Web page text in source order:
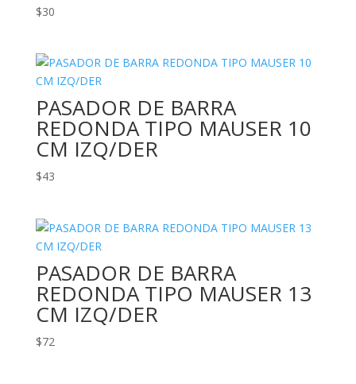
$30
PASADOR DE BARRA
REDONDA TIPO MAUSER 10
CM IZQ/DER
$43
PASADOR DE BARRA
REDONDA TIPO MAUSER 13
CM IZQ/DER
$72